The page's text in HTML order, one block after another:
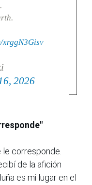
xrggN3Gisv
2026
le corresponde.
de la afición
es mi lugar en el